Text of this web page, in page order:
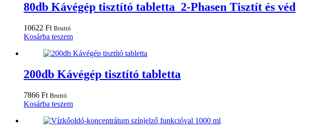
80db Kávégép tisztító tabletta 2-Phasen Tisztít és véd
10622 Ft Bruttó
Kosárba teszem
200db Kávégép tisztító tabletta
7866 Ft Bruttó
Kosárba teszem